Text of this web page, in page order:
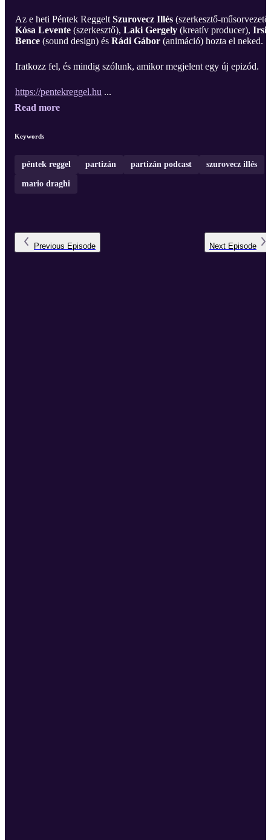
Az e heti Péntek Reggelt Szurovecz Illés (szerkesztő-
Kósa Levente (szerkesztő), Laki Gergely (kreatív producer),
Bence (sound design) és Rádi Gábor (animáció) hozta el neked.
Iratkozz fel, és mindig szólunk, amikor megjelent egy új epizód.
https://pentekreggel.hu ...
Read more
Keywords
péntek reggel partizán partizán podcast szurovecz illés
mario draghi
Previous Episode Next Episode